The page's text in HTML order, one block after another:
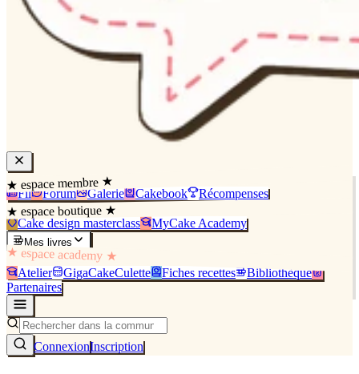
★ espace membre ★
Fil Forum Galerie Cakebook Récompenses
★ espace boutique ★
Cake design masterclass MyCake Academy
Mes livres
★ espace academy ★
Atelier GigaCakeCulette Fiches recettes
Bibliothèque
Partenaires
ConnexionInscription